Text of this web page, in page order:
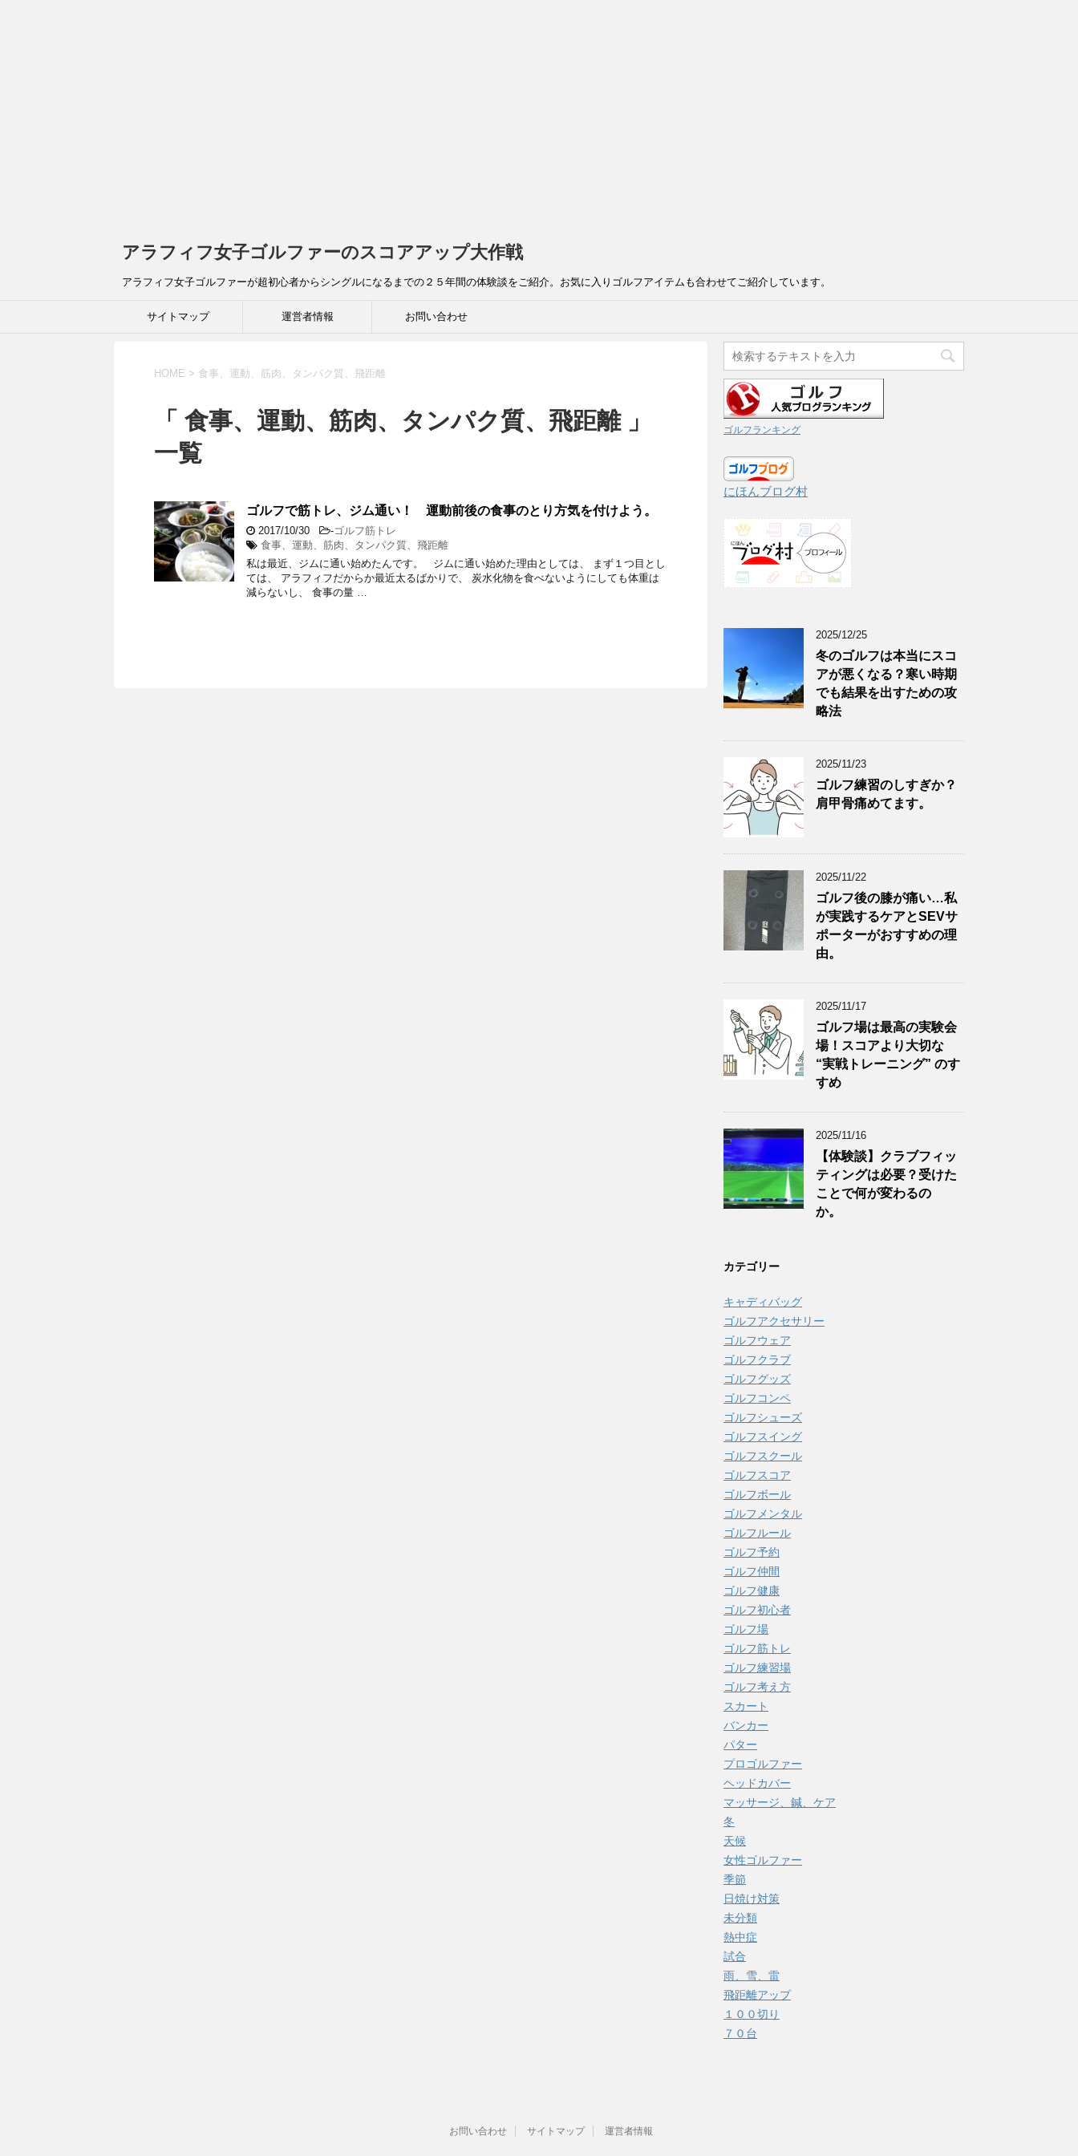
アラフィフ女子ゴルファーのスコアアップ大作戦
アラフィフ女子ゴルファーが超初心者からシングルになるまでの２５年間の体験談をご紹介。お気に入りゴルフアイテムも合わせてご紹介しています。
サイトマップ 運営者情報 お問い合わせ
HOME > 食事、運動、筋肉、タンパク質、飛距離
「 食事、運動、筋肉、タンパク質、飛距離 」
一覧
ゴルフで筋トレ、ジム通い！ 運動前後の食事のとり方気を付けよう。
2017/10/30 -ゴルフ筋トレ
食事、運動、筋肉、タンパク質、飛距離
私は最近、ジムに通い始めたんです。 ジムに通い始めた理由としては、 まず１つ目とし
ては、 アラフィフだからか最近太るばかりで、 炭水化物を食べないようにしても体重は
減らないし、 食事の量 …
ゴルフランキング
にほんブログ村
2025/12/25
冬のゴルフは本当にスコ
アが悪くなる？寒い時期
でも結果を出すための攻
略法
2025/11/23
ゴルフ練習のしすぎか？
肩甲骨痛めてます。
2025/11/22
ゴルフ後の膝が痛い…私
が実践するケアとSEVサ
ポーターがおすすめの理
由。
2025/11/17
ゴルフ場は最高の実験会
場！スコアより大切な
“実戦トレーニング” のす
すめ
2025/11/16
【体験談】クラブフィッ
ティングは必要？受けた
ことで何が変わるの
か。
カテゴリー
キャディバッグ
ゴルフアクセサリー
ゴルフウェア
ゴルフクラブ
ゴルフグッズ
ゴルフコンペ
ゴルフシューズ
ゴルフスイング
ゴルフスクール
ゴルフスコア
ゴルフボール
ゴルフメンタル
ゴルフルール
ゴルフ予約
ゴルフ仲間
ゴルフ健康
ゴルフ初心者
ゴルフ場
ゴルフ筋トレ
ゴルフ練習場
ゴルフ考え方
スカート
バンカー
パター
プロゴルファー
ヘッドカバー
マッサージ、鍼、ケア
冬
天候
女性ゴルファー
季節
日焼け対策
未分類
熱中症
試合
雨、雪、雷
飛距離アップ
１００切り
７０台
お問い合わせ サイトマップ 運営者情報